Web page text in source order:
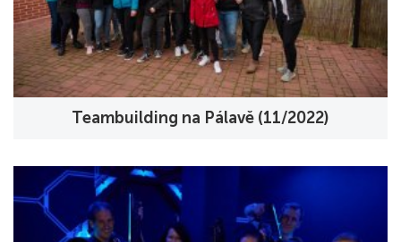
Teambuilding na Pálavě (11/2022)